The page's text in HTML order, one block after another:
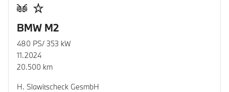
BMW M2
480 PS/ 353 kW
11.2024
20.500 km
H. Slawitscheck GesmbH